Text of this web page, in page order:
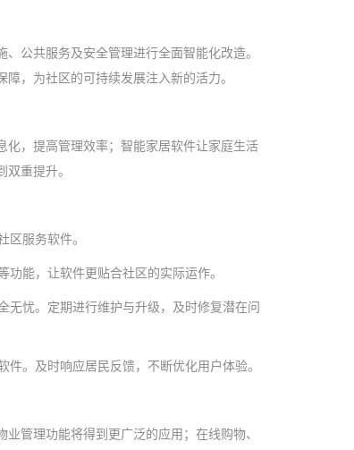
公共服务及安全管理进行全面智能化改造。
，为社区的可持续发展注入新的活力。
，提高管理效率；智能家居软件让家庭生活
重提升。
服务软件。
能，让软件更贴合社区的实际运作。
无忧。定期进行维护与升级，及时修复潜在问
。及时响应居民反馈，不断优化用户体验。
管理功能将得到更广泛的应用；在线购物、